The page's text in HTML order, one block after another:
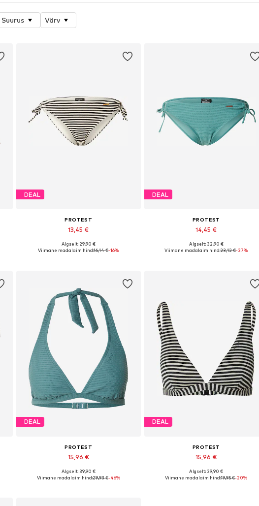
Suurus Värv
DEAL
PROTEST
13,45 €
Saadaolevad suurused: M, XXL
Algselt: 29,90 €
Viimane madalaim hind:16,14 €-16%
DEAL
PROTEST
14,45 €
Saadaolevad suurused: XL
Algselt: 32,90 €
Viimane madalaim hind:23,12 €-37%
DEAL
PROTEST
15,96 €
Saadaolevad suurused: 100 C
Algselt: 39,90 €
Viimane madalaim hind:29,93 €-46%
DEAL
PROTEST
15,96 €
Saadaolevad suurused: 80 B, 100 B, 110 C
Algselt: 39,90 €
Viimane madalaim hind:19,95 €-20%